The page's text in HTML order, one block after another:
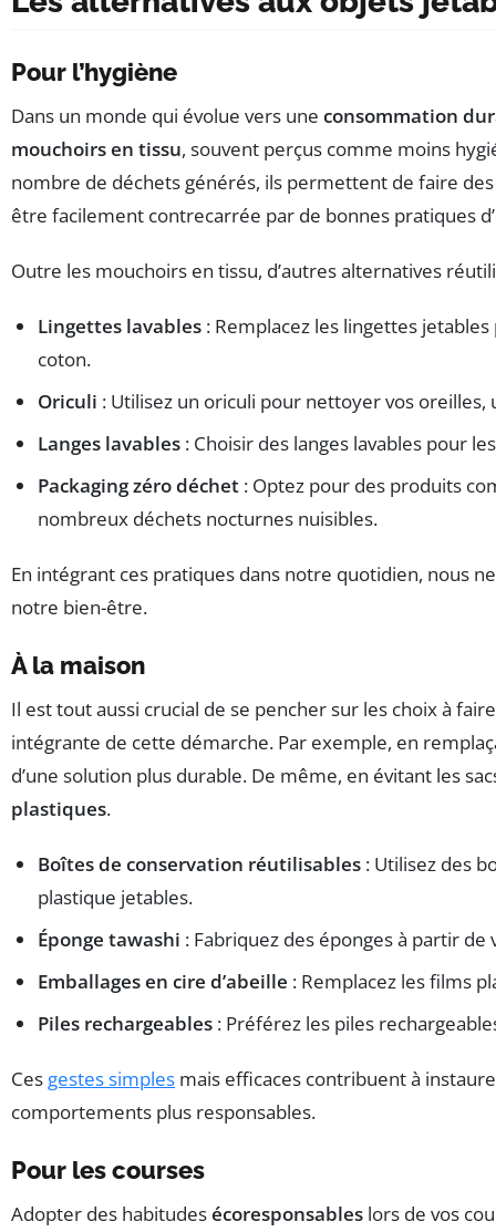
Pour l’hygiène
Dans un monde qui évolue vers une consommation
mouchoirs en tissu, souvent perçus comme moins
nombre de déchets générés, ils permettent de faire
être facilement contrecarrée par de bonnes pratiques
Outre les mouchoirs en tissu, d’autres alternatives
Lingettes lavables : Remplacez les lingettes
coton.
Oriculi : Utilisez un oriculi pour nettoyer vos
Langes lavables : Choisir des langes lavables pour
Packaging zéro déchet : Optez pour des produits
nombreux déchets nocturnes nuisibles.
En intégrant ces pratiques dans notre quotidien, nous
notre bien-être.
À la maison
Il est tout aussi crucial de se pencher sur les choix à
intégrante de cette démarche. Par exemple, en
d’une solution plus durable. De même, en évitant les
plastiques.
Boîtes de conservation réutilisables : Utilisez des
plastique jetables.
Éponge tawashi : Fabriquez des éponges à partir
Emballages en cire d’abeille : Remplacez les films
Piles rechargeables : Préférez les piles
Ces gestes simples mais efficaces contribuent à
comportements plus responsables.
Pour les courses
Adopter des habitudesécoresponsables lors de vos